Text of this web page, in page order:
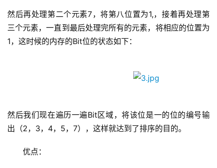
然后再处理第二个元素7，将第八位置为1,，接着再处理第
三个元素，一直到最后处理完所有的元素，将相应的位置为
1，这时候的内存的Bit位的状态如下：
然后我们现在遍历一遍Bit区域，将该位是一的位的编号输
出（2，3，4，5，7），这样就达到了排序的目的。
优点：